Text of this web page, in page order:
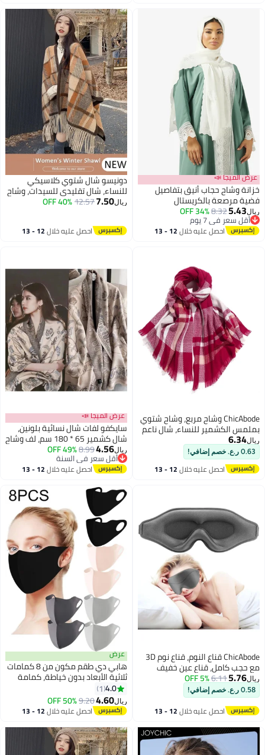
عرض الميجا 📣
خزانة وشاح حجاب أنيق بتفاصيل
فضية مرصعة بالكريستال
ريال5.43
8.32
34% OFF
أقل سعر في 7 يوم
أقل سعر في 7 يوماحصل عليه خلال 12 - 13
دونيسو شال شتوي كلاسيكي
للنساء، شال تقليدي للسيدات، وشاح
بشرارات، شال كشمير تقليدي، رداء
للارتداء مع فستان السهرة، شال
كاب خارجي للخريف والشتاء
ريال7.50
12.57
40% OFF
احصل عليه خلال 12 - 13
ChicAbode وشاح مربع، وشاح شتوي
بملمس الكشمير للنساء، شال ناعم
للغاية لتدفئة الجسم، بوشاح باشمينا
فاخر للأزياء المسائية والرحلات
والمكاتب والأعراس الشتوية
ريال6.34
0.63 ر.ع. خصم إضافي!
احصل عليه خلال 12 - 13
عرض الميجا 📣
سايكفو لفات شال نسائية بلونين،
شال كشمير 65 * 180 سم، لف وشاح
لفستان السهرة، بطانية وشاح
محبوكة دافئة سميكة للشتاء، رأس
بونشو مفتوح من الأمام للسفر،
ريال4.56
8.99
49% OFF
أقل سعر في السنة
أقل سعر في السنة
احصل عليه خلال 12 - 13
ChicAbode قناع النوم، قناع نوم 3D
مع حجب كامل، قناع عين خفيف
الوزن وناعم كالحرير للنوم، قابل
للتعديل بالكامل للاستخدام في
المنزل، المكتب، السفر، التأمل،
اليوغا، رمادي
ريال5.76
6.11
5% OFF
0.58 ر.ع. خصم إضافي!
احصل عليه خلال 12 - 13
عرض
هابي دي طقم مكون من 8 كمامات
ثلاثية الأبعاد بدون خياطة، كمامة
وقاية من الأشعة فوق البنفسجية
للشمس للنشاطات الخارجية، كمامة
مضادة للشمس مصنوعة من الحرير
الصناعي القابل للتهوية والبوليستر،
الألوان المتوفرة هي الأسود،
الوردي الفاتح، الرمادي، الرمادي
الداكن.
4.0
1
ريال4.60
9.20
50% OFF
احصل عليه خلال 12 - 13